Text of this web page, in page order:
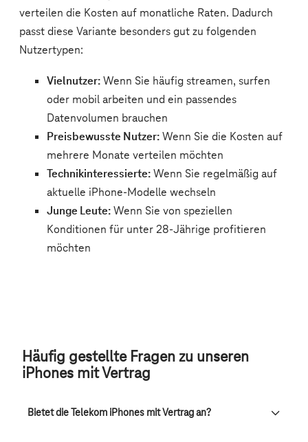
Häufig gestellte Fragen zu unseren
iPhones mit Vertrag
Bietet die Telekom iPhones mit Vertrag an?